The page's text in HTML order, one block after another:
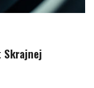
Skrajnej